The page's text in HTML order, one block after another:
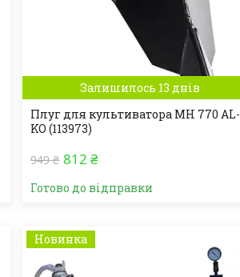
Залишилось 13 днів
Плуг для культиватора МН 770 AL-
KO (113973)
949 ₴ 812 ₴
Готово до відправки
Новинка